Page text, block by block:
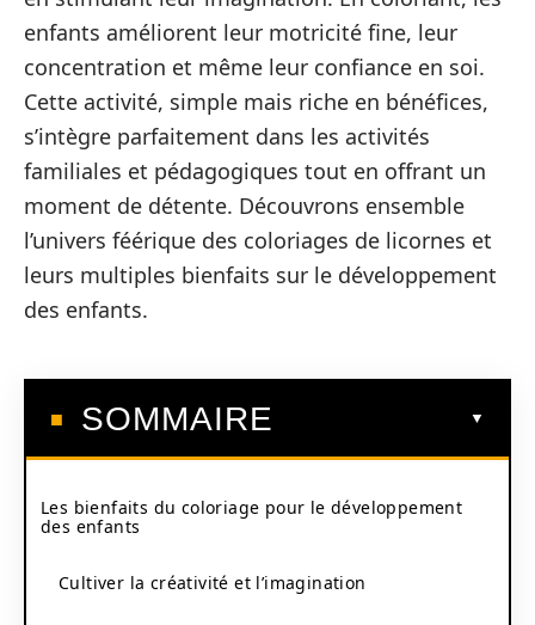
enfants améliorent leur motricité fine, leur
concentration et même leur confiance en soi.
Cette activité, simple mais riche en bénéfices,
s’intègre parfaitement dans les activités
familiales et pédagogiques tout en offrant un
moment de détente. Découvrons ensemble
l’univers féérique des coloriages de licornes et
leurs multiples bienfaits sur le développement
des enfants.
SOMMAIRE
Les bienfaits du coloriage pour le développement
des enfants
Cultiver la créativité et l’imagination